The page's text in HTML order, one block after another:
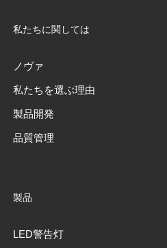
私たちに関しては
ノヴァ
私たちを選ぶ理由
製品開発
品質管理
製品
LED警告灯